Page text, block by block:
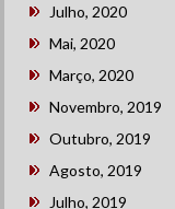
Julho, 2020
Mai, 2020
Março, 2020
Novembro, 2019
Outubro, 2019
Agosto, 2019
Julho, 2019